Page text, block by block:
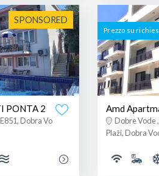
SPONSORED
PONTA 2
Dobra Vo
Prezzo su
Amd
Dobre Vode
Plaži, Dobra